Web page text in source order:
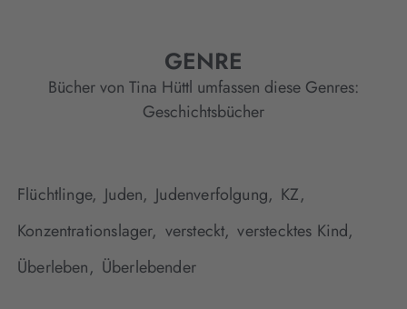
GENRE
Bücher von Tina Hüttl umfassen diese Genres:
Geschichtsbücher
Flüchtlinge, Juden, Judenverfolgung, KZ,
Konzentrationslager, versteckt, verstecktes Kind,
Überleben, Überlebender